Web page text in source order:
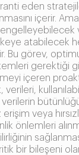
eden
içerir.
atabilecek
Bu görev,
gerektiği
içeren
verileri,
veya
önlemleri
bir bileşeni